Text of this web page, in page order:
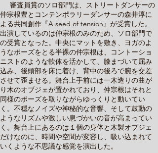
審査員賞のソロ部門は、ストリートダンサーの
仲宗根豊とコンテンポラリーダンサーの森井淳に
よる共同創作『A seed of tension』が受賞した。
出演しているのは仲宗根のみのため、ソロ部門で
の受賞となった。中央にマットを敷き、ヨガのよ
うなポーズをとる半裸の仲宗根は、コントーショ
ニストのような軟体を活かして、膝まづいて屈み
込み、後頭部を床に着け、背中の後ろで腕を交差
させて歪ませる。舞台上手前には一木造りの曲が
り木のオブジェが置かれており、仲宗根はそれと
同様のポーズを取りながらゆっくりと動いてい
く。不穏なノイズや神秘的な音響、そして鼓動の
ようなリズムや激しい息づかいの音が高まってい
く。舞台上にあるのは１個の身体と木製オブジェ
だけなのに、時間や空間が変容し、吸い込まれて
いくような不思議な感覚を演出した。